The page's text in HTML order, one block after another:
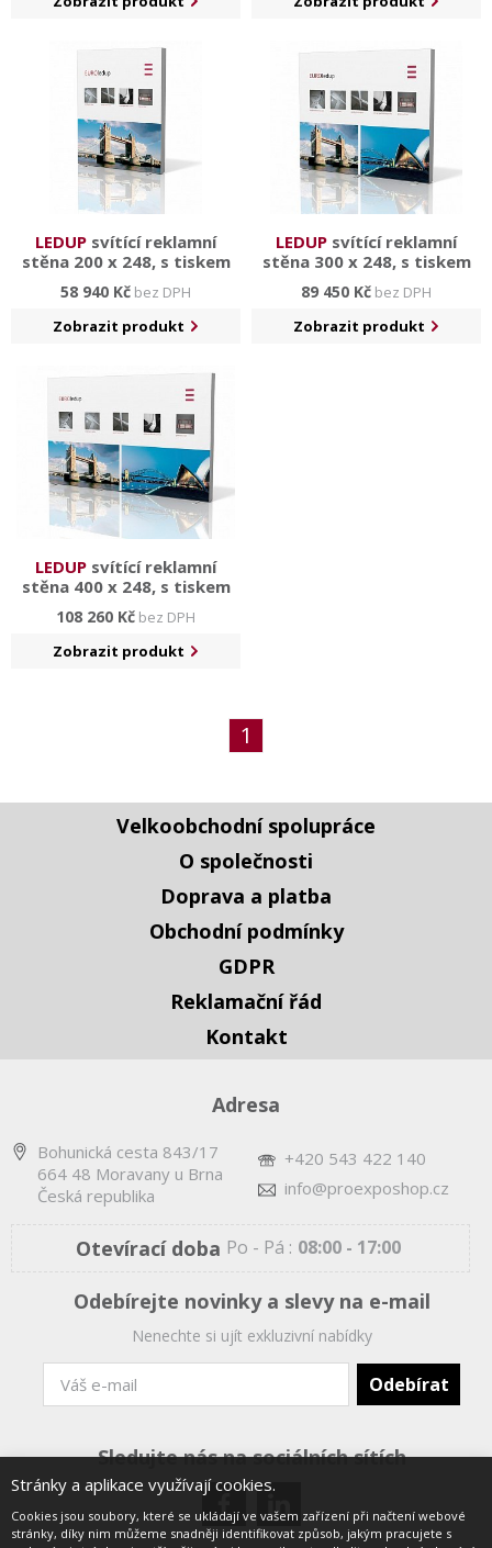
LEDUP svítící reklamní
stěna 200 x 248, s tiskem
58 940 Kč bez DPH
Zobrazit produkt
LEDUP svítící reklamní
stěna 300 x 248, s tiskem
89 450 Kč bez DPH
Zobrazit produkt
LEDUP svítící reklamní
stěna 400 x 248, s tiskem
108 260 Kč bez DPH
Zobrazit produkt
1
Velkoobchodní spolupráce
O společnosti
Doprava a platba
Obchodní podmínky
GDPR
Reklamační řád
Kontakt
Adresa
Bohunická cesta 843/17
664 48 Moravany u Brna
Česká republika
+420 543 422 140
info@proexposhop.cz
Otevírací doba Po - Pá : 08:00 - 17:00
Odebírejte novinky a slevy na e-mail
Nenechte si ujít exkluzivní nabídky
Sledujte nás na sociálních sítích
Stránky a aplikace využívají cookies.
Cookies jsou soubory, které se ukládají ve vašem zařízení při načtení webové
stránky, díky nim můžeme snadněji identifikovat způsob, jakým pracujete s